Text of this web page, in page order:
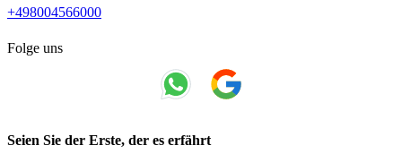
+498004566000
Folge uns
Seien Sie der Erste, der es erfährt